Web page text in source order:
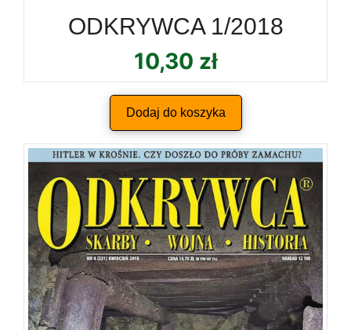
ODKRYWCA 1/2018
10,30 zł
Dodaj do koszyka